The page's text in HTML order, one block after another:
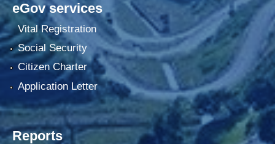
eGov services
Vital Registration
Social Security
Citizen Charter
Application Letter
Reports